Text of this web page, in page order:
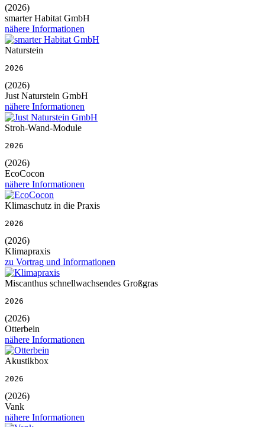
(2026)
smarter Habitat GmbH
nähere Informationen
Naturstein
2026
(2026)
Just Naturstein GmbH
nähere Informationen
Stroh-Wand-Module
2026
(2026)
EcoCocon
nähere Informationen
Klimaschutz in die Praxis
2026
(2026)
Klimapraxis
zu Vortrag und Informationen
Miscanthus schnellwachsendes Großgras
2026
(2026)
Otterbein
nähere Informationen
Akustikbox
2026
(2026)
Vank
nähere Informationen